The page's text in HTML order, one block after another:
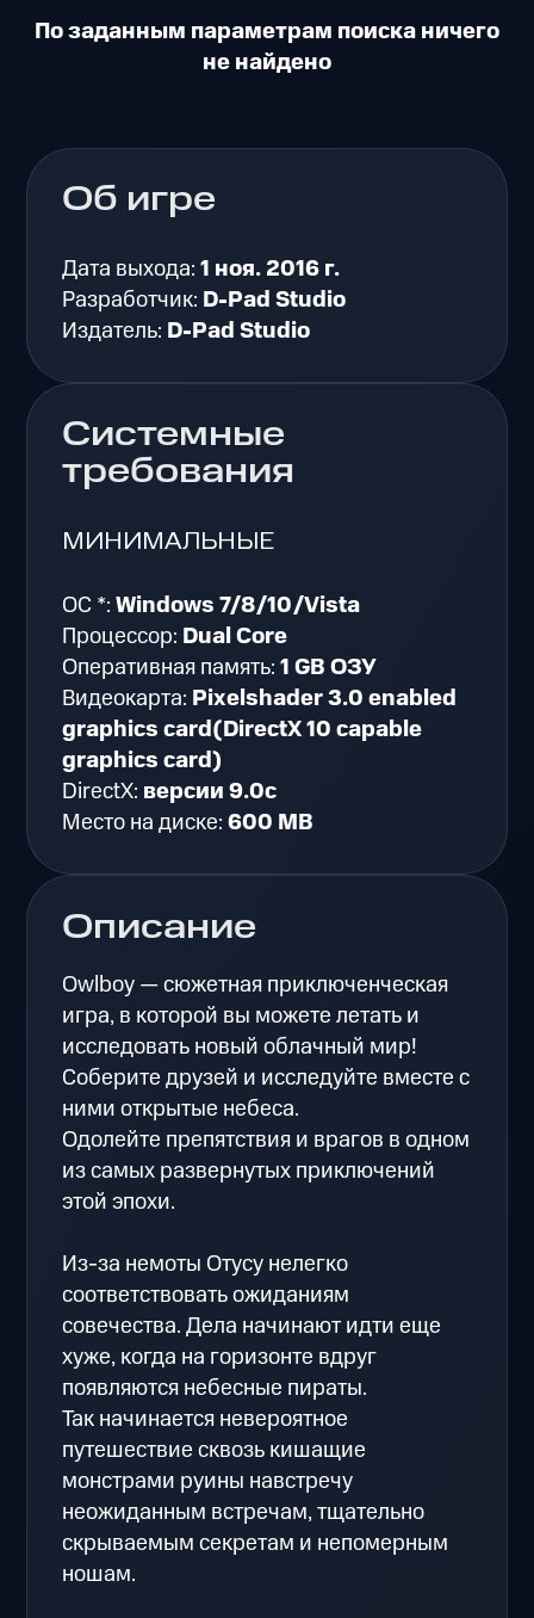
По заданным параметрам поиска ничего
не найдено
Описание
Owlboy — сюжетная приключенческая
игра, в которой вы можете летать и
исследовать новый облачный мир!
Соберите друзей и исследуйте вместе с
ними открытые небеса.
Одолейте препятствия и врагов в одном
из самых развернутых приключений
этой эпохи.
Из-за немоты Отусу нелегко
соответствовать ожиданиям
совечества. Дела начинают идти еще
хуже, когда на горизонте вдруг
появляются небесные пираты.
Так начинается невероятное
путешествие сквозь кишащие
монстрами руины навстречу
неожиданным встречам, тщательно
скрываемым секретам и непомерным
ношам.
Об игре
Дата выхода:1 ноя. 2016 г.
Разработчик: D-Pad Studio
Издатель: D-Pad Studio
Системные
требования
МИНИМАЛЬНЫЕ
ОС *:Windows 7/8/10/Vista
Процессор: Dual Core
Оперативная память:1 GB ОЗУ
Видеокарта: Pixelshader 3.0 enabled
graphics card(DirectX 10 capable
graphics card)
DirectX: версии 9.0c
Место на диске:600 MB